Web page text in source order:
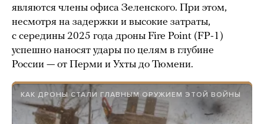
являются члены офиса Зеленского. При этом,
несмотря на задержки и высокие затраты,
с середины 2025 года дроны Fire Point (FP-1)
успешно наносят удары по целям в глубине
России — от Перми и Ухты до Тюмени.
КАК ДРОНЫ СТАЛИ ГЛАВНЫМ ОРУЖИЕМ ЭТОЙ ВОЙНЫ